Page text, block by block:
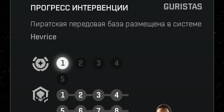
ПРОГРЕСС ИНТЕРВЕНЦИИ
Пиратская передовая база размещена в системе
Hevrice
1 2 3
4
5
1
2 3
4
GURISTAS